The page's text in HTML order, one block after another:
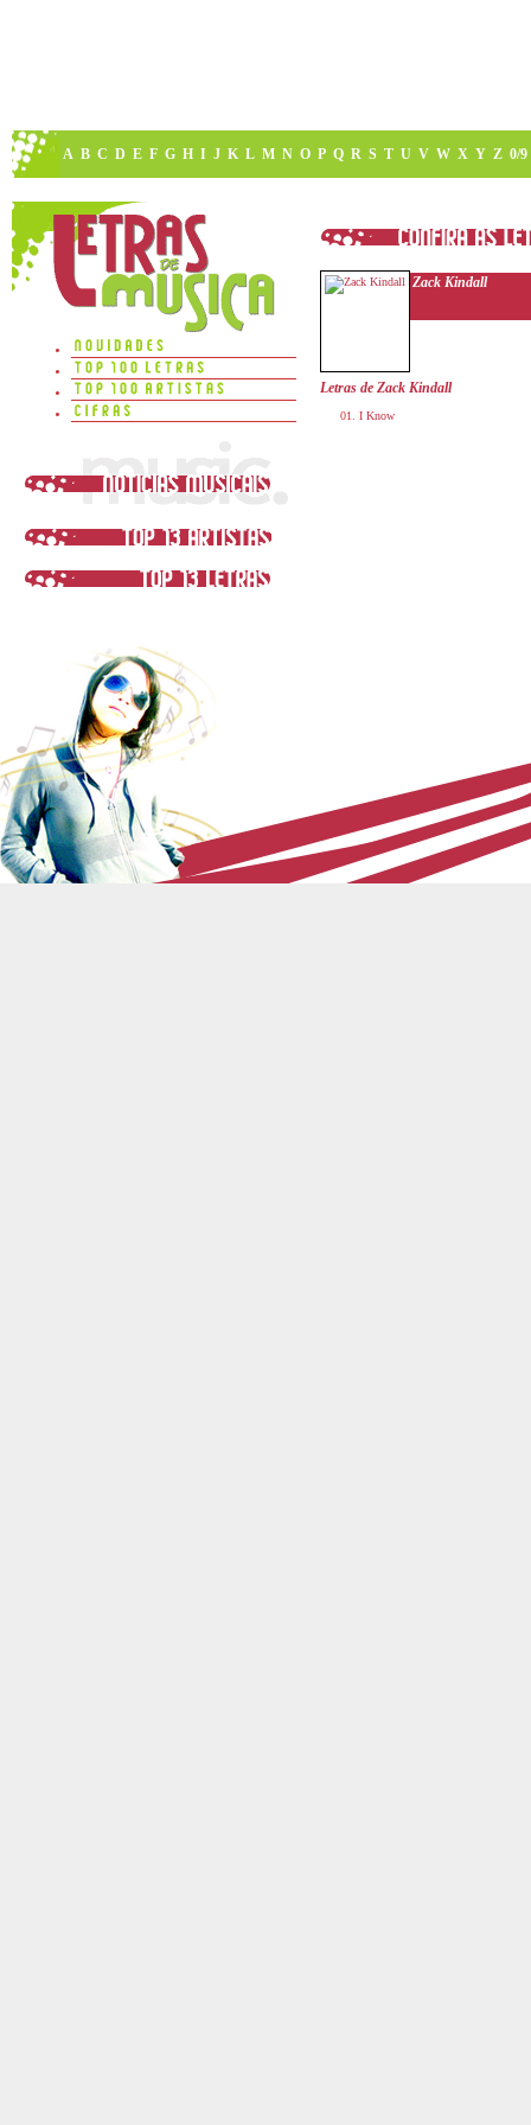
A B C D E F G H I J K L M N O P Q R S T U V W X Y Z 0/9
Zack Kindall
Letras de Zack Kindall
I Know